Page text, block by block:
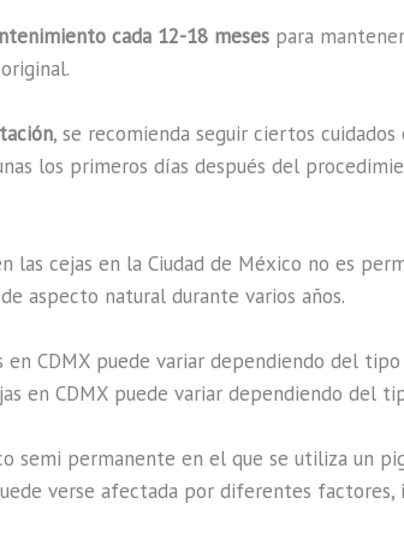
cada 12-18 meses para
, se recomienda seguir ciertos
los primeros días después del
cejas en la Ciudad de México no es
aspecto natural durante varios años.
CDMX puede variar dependiendo del
en CDMX puede variar dependiendo del
semi permanente en el que se utiliza un
verse afectada por diferentes